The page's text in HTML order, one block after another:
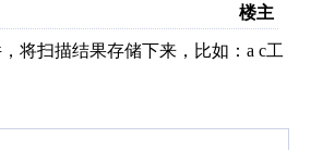
楼主
将扫描结果存储下来，比如：a c工